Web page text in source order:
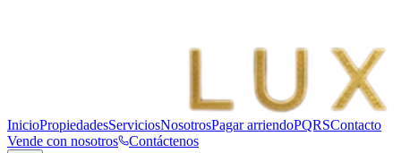
InicioPropiedadesServiciosNosotrosPagar arriendoPQRSContacto
Vende con nosotros
Contáctenos